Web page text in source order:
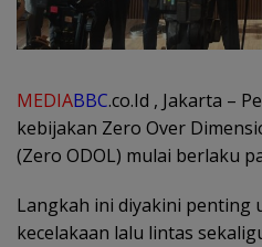
MEDIABBC.co.Id , Jakarta –
kebijakan Zero Over
(Zero ODOL) mulai berlaku
Langkah ini diyakini penting
kecelakaan lalu lintas